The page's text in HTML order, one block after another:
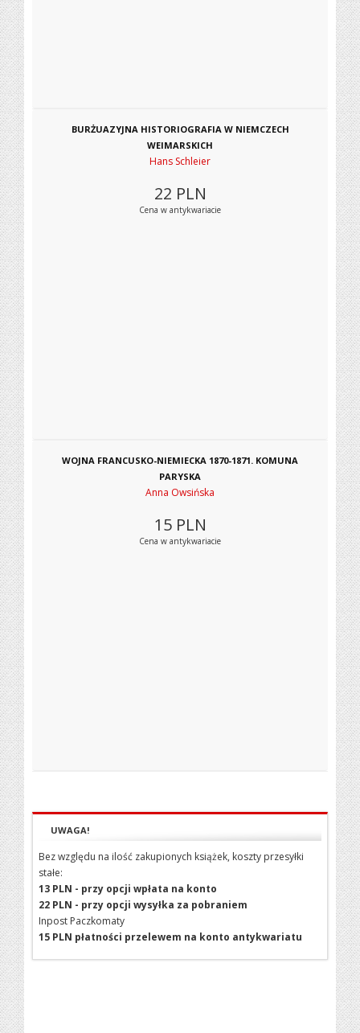
BURŻUAZYJNA HISTORIOGRAFIA W NIEMCZECH
WEIMARSKICH
Hans Schleier
22 PLN
Cena w antykwariacie
WOJNA FRANCUSKO-NIEMIECKA 1870-1871. KOMUNA
PARYSKA
Anna Owsińska
15 PLN
Cena w antykwariacie
UWAGA!
Bez względu na ilość zakupionych książek, koszty przesyłki
stałe:
13 PLN - przy opcji wpłata na konto
22 PLN - przy opcji wysyłka za pobraniem
Inpost Paczkomaty
15 PLN płatności przelewem na konto antykwariatu